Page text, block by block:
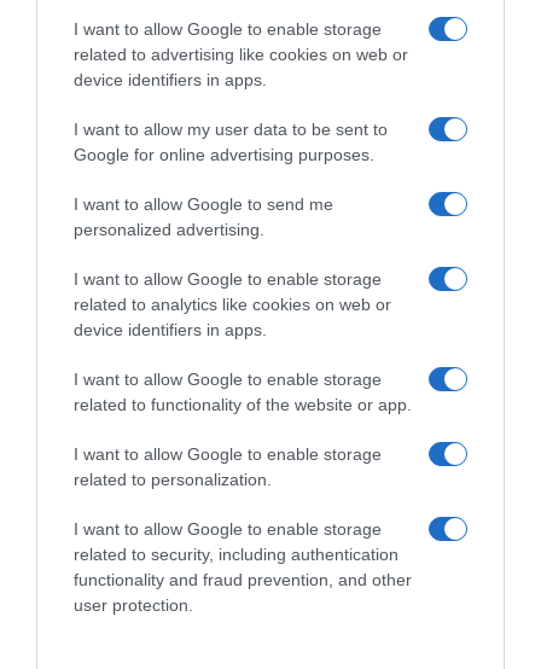
I want to allow Google to enable storage
related to advertising like cookies on web or
device identifiers in apps.
I want to allow my user data to be sent to
Google for online advertising purposes.
I want to allow Google to send me
personalized advertising.
I want to allow Google to enable storage
related to analytics like cookies on web or
device identifiers in apps.
I want to allow Google to enable storage
related to functionality of the website or app.
I want to allow Google to enable storage
related to personalization.
I want to allow Google to enable storage
related to security, including authentication
functionality and fraud prevention, and other
user protection.
ΣΧΟΛΙΑ